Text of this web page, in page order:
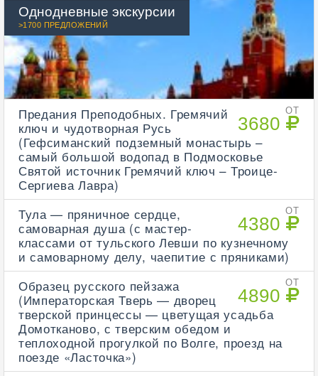
Однодневные экскурсии
>1700 ПРЕДЛОЖЕНИЙ
ОТ
3680
Предания Преподобных. Гремячий
ключ и чудотворная Русь
(Гефсиманский подземный монастырь –
самый большой водопад в Подмосковье
Святой источник Гремячий ключ – Троице-
Сергиева Лавра)
ОТ
4380
Тула — пряничное сердце,
самоварная душа (с мастер-
классами от тульского Левши по кузнечному
и самоварному делу, чаепитие с пряниками)
ОТ
4890
Образец русского пейзажа
(Императорская Тверь — дворец
тверской принцессы — цветущая усадьба
Домотканово, с тверским обедом и
теплоходной прогулкой по Волге, проезд на
поезде «Ласточка»)